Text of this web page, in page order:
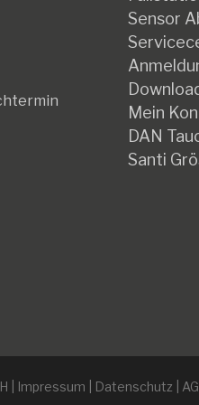
Sensor
Mein
DAN
Santi
| Impressum Datenschutz